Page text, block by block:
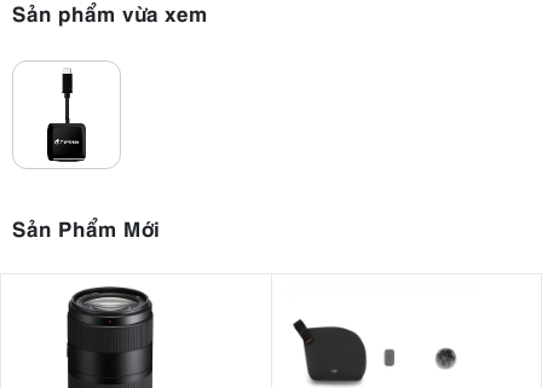
Sản phẩm vừa xem
Sản Phẩm Mới